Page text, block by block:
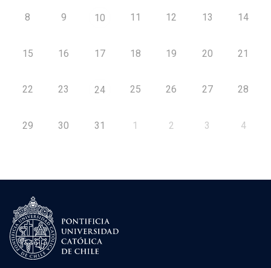
8 9 10 11 12 13 14
15 16 17 18 19 20 21
22 23 24 25 26 27 28
29 30 31 1 2 3 4